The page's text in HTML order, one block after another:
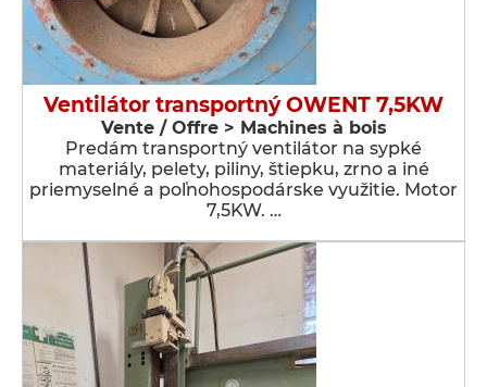
Ventilátor transportný OWENT 7,5KW
Vente / Offre > Machines à bois
Predám transportný ventilátor na sypké
materiály, pelety, piliny, štiepku, zrno a iné
priemyselné a poľnohospodárske využitie. Motor
7,5KW. …